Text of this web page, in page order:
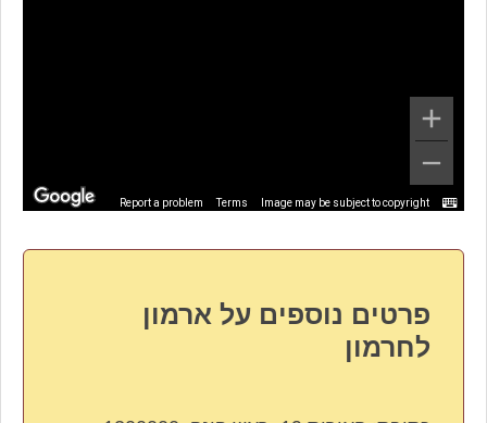
Image may be subject to copyright
Terms
Report a problem
פרטים נוספים על ארמון
לחרמון